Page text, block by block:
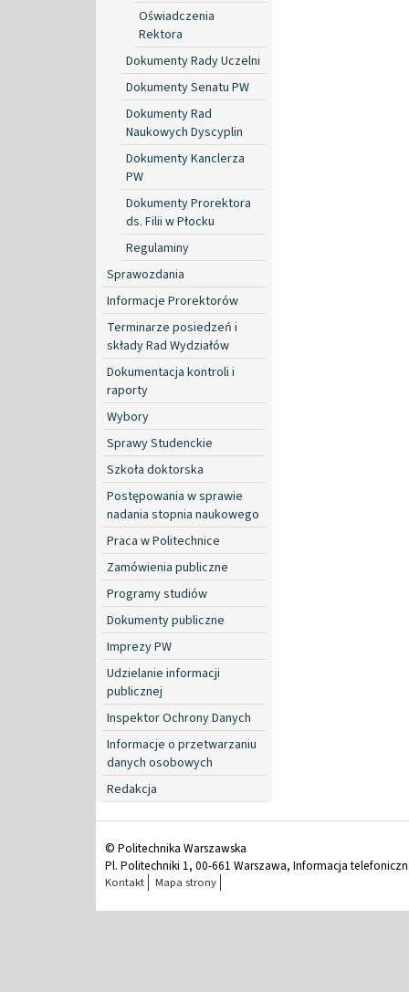
Oświadczenia
Rektora
Dokumenty Rady Uczelni
Dokumenty Senatu PW
Dokumenty Rad
Naukowych Dyscyplin
Dokumenty Kanclerza
PW
Dokumenty Prorektora
ds. Filii w Płocku
Regulaminy
Sprawozdania
Informacje Prorektorów
Terminarze posiedzeń i
składy Rad Wydziałów
Dokumentacja kontroli i
raporty
Wybory
Sprawy Studenckie
Szkoła doktorska
Postępowania w sprawie
nadania stopnia naukowego
Praca w Politechnice
Zamówienia publiczne
Programy studiów
Dokumenty publiczne
Imprezy PW
Udzielanie informacji
publicznej
Inspektor Ochrony Danych
Informacje o przetwarzaniu
danych osobowych
Redakcja
© Politechnika Warszawska
Pl. Politechniki 1, 00-661 Warszawa, Informacja
Kontakt Mapa strony